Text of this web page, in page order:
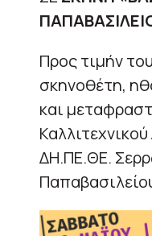
Προς τιμήν
σκηνοθέτη,
και
ΔΗ.ΠΕ.ΘΕ.